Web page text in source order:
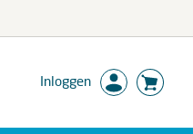
Inloggen